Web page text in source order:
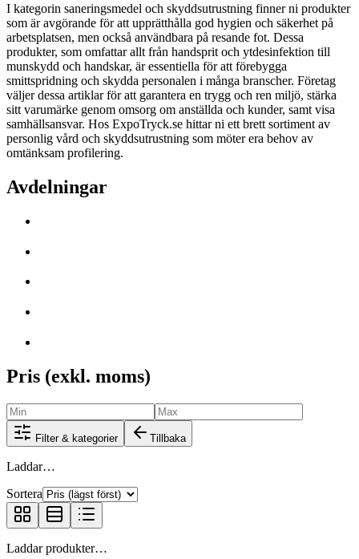
I kategorin saneringsmedel och skyddsutrustning finner ni produkter
som är avgörande för att upprätthålla god hygien och säkerhet på
arbetsplatsen, men också användbara på resande fot. Dessa
produkter, som omfattar allt från handsprit och ytdesinfektion till
munskydd och handskar, är essentiella för att förebygga
smittspridning och skydda personalen i många branscher. Företag
väljer dessa artiklar för att garantera en trygg och ren miljö, stärka
sitt varumärke genom omsorg om anställda och kunder, samt visa
samhällsansvar. Hos ExpoTryck.se hittar ni ett brett sortiment av
personlig vård och skyddsutrustning som möter era behov av
omtänksam profilering.
Avdelningar
Pris (exkl. moms)
Filter & kategorier Tillbaka
Laddar…
Sortera
Laddar produkter…